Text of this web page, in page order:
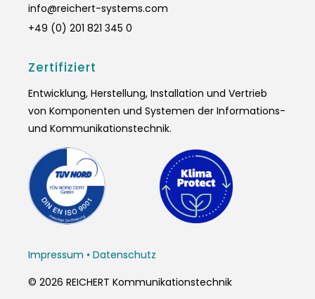
info@reichert-systems.com
+49 (0) 201 821 345 0
Zertifiziert
Entwicklung, Herstellung, Installation und Vertrieb
von Komponenten und Systemen der Informations-
und Kommunikationstechnik.
Impressum • Datenschutz
© 2026 REICHERT Kommunikationstechnik